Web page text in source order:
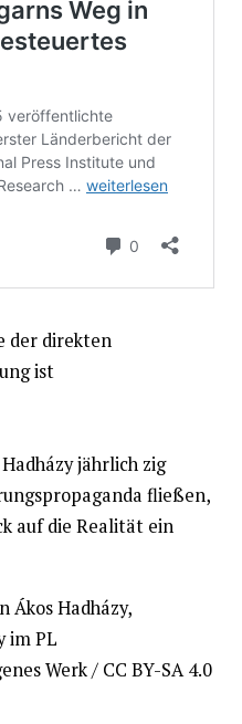
der direkten
ist
jährlich zig
fließen,
auf die Realität ein
Ákos Hadházy,
im PL
Werk / CC BY-SA 4.0